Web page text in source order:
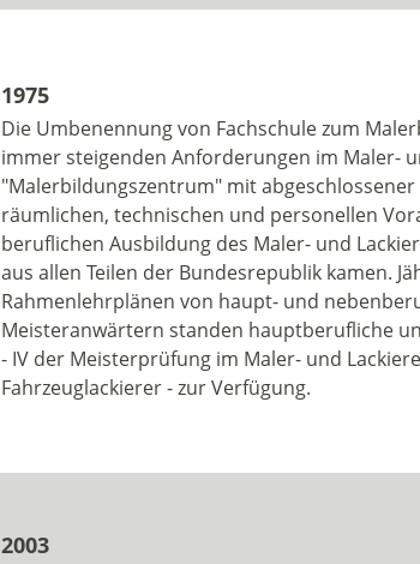
1975
Die Umbenennung von Fachschule zum
immer steigenden Anforderungen im Maler-
"Malerbildungszentrum" mit
räumlichen, technischen und personellen
beruflichen Ausbildung des Maler- und
aus allen Teilen der Bundesrepublik kamen.
Rahmenlehrplänen von haupt- und
Meisteranwärtern standen hauptberufliche
- IV der Meisterprüfung im Maler- und
Fahrzeuglackierer - zur Verfügung.
2003